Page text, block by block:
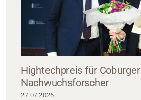
Hightechpreis für Coburger
Nachwuchsforscher
27.07.2026